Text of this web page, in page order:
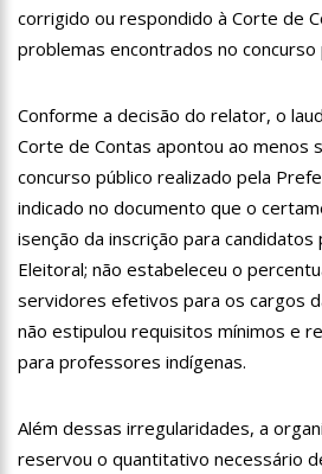
18:08 Com quase 300 mil votos para o
recebido por multidão na zona
Hissa Abrahão dispara e deve
21:55 Hissa Abrahão fala em
Eldorado
22:45 Hissa Abrahão tem candidatura
Hissa Abrahão pede aos eleitores
10:39 Tecnologia 5G: Sinal em Manaus
deste ano
10:32 Vacinação contra Covid-19
sábado em
17:50 Pesquisa aponta que tecnologia
qualidade das escolas no
corrigido ou respondido à Corte de
problemas encontrados no concurso
Conforme a decisão do relator, o
Corte de Contas apontou ao menos
concurso público realizado pela
indicado no documento que o
isenção da inscrição para candidatos
Eleitoral; não estabeleceu o
servidores efetivos para os cargos
não estipulou requisitos mínimos e
para professores indígenas.
Além dessas irregularidades, a
reservou o quantitativo necessário